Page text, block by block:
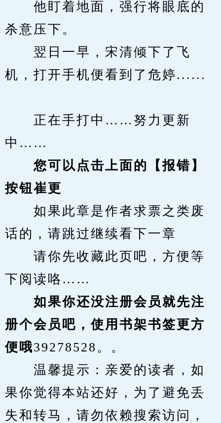
他盯着地面，强行将眼底的
杀意压下。
翌日一早，宋清倾下了飞
机，打开手机便看到了危婷......
正在手打中……努力更新
中……
您可以点击上面的【报错】
按钮崔更
如果此章是作者求票之类废
话的，请跳过继续看下一章
请你先收藏此页吧，方便等
下阅读咯……
如果你还没注册会员就先注
册个会员吧，使用书架书签更方
便哦39278528。。
温馨提示：亲爱的读者，如
果你觉得本站还好，为了避免丢
失和转马，请勿依赖搜索访问，